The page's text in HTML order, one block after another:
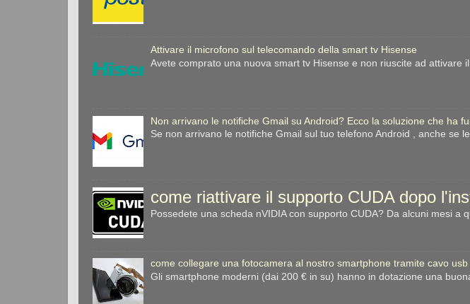
Attivare il microfono sul telecomando della smart tv Hisense
Avete comprato una nuova smart tv Hisense e non riuscite ad
Non arrivano le notifiche Gmail su Android? Ecco la soluzione che ha
Se non arrivano le notifiche Gmail sul tuo telefono Android , anche se
come riattivare il supporto CUDA dopo
Possedete una scheda nVIDIA con supporto CUDA? Da alcuni mesi
come collegare una fotocamera al nostro smartphone tramite cavo usb
Gli smartphone moderni (dai 200 € in su) hanno in dotazione una